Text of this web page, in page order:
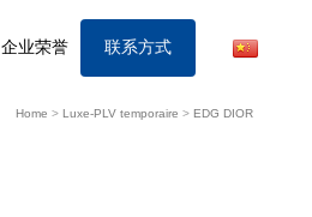
企业荣誉 联系方式
Home >Luxe-PLV temporaire >EDG DIOR